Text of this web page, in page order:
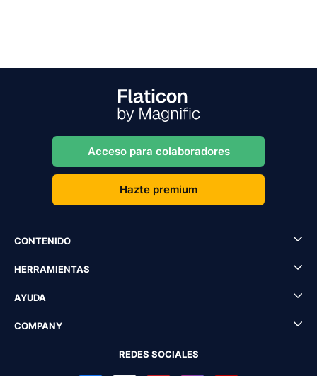
Acceso para colaboradores
Hazte premium
CONTENIDO
HERRAMIENTAS
AYUDA
COMPANY
REDES SOCIALES